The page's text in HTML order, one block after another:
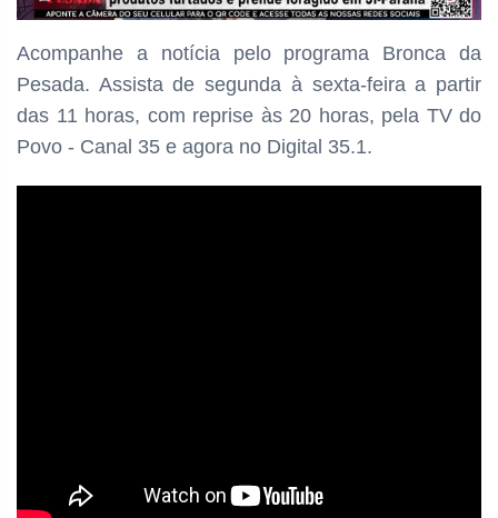
Acompanhe a notícia pelo programa Bronca da
Pesada. Assista de segunda à sexta-feira a partir
das 11 horas, com reprise às 20 horas, pela TV do
Povo - Canal 35 e agora no Digital 35.1.